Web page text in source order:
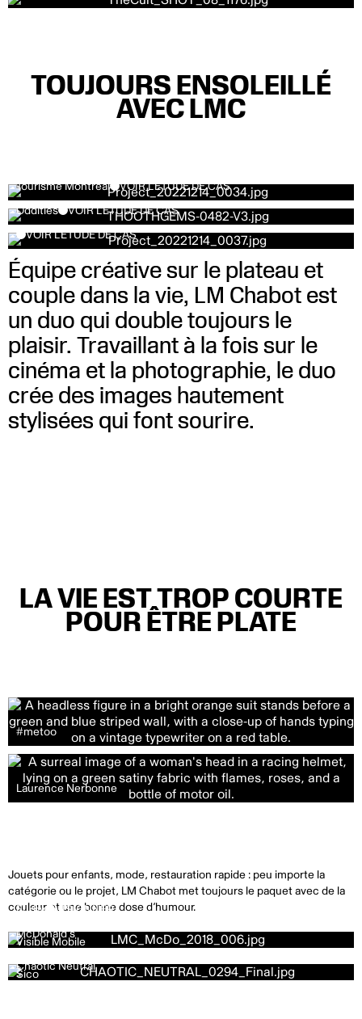
TOUJOURS ENSOLEILLÉ
AVEC LMC
Tourisme Montréal
VOIR L’ÉTUDE DE CAS
Oddities
VOIR L’ÉTUDE DE CAS
VOIR L’ÉTUDE DE CAS
Équipe créative sur le plateau et
couple dans la vie, LM Chabot est
un duo qui double toujours le
plaisir. Travaillant à la fois sur le
cinéma et la photographie, le duo
crée des images hautement
stylisées qui font sourire.
LA VIE EST TROP COURTE
POUR ÊTRE PLATE
#metoo
Laurence Nerbonne
Jouets pour enfants, mode, restauration rapide : peu importe la
catégorie ou le projet, LM Chabot met toujours le paquet avec de la
couleur et une bonne dose d’humour.
Furby
VISIONNER
McDonald's
Visible Mobile
Chaotic Neutral
Sico